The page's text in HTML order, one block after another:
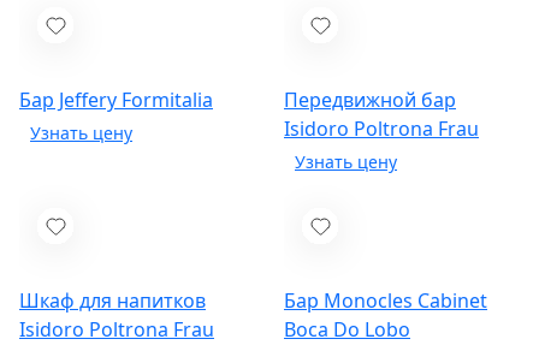
Бар Jeffery Formitalia
Передвижной бар
Isidoro Poltrona Frau
Шкаф для напитков
Isidoro Poltrona Frau
Бар Monocles Cabinet
Boca Do Lobo